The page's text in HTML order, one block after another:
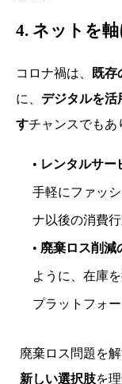
4. ネットを
コロナ禍は、 既存
に、 デジタルを活
すチャンスでもあ
• レンタルサー
手軽にファッ
ナ以後の消費
• 廃棄ロス削減
ように、在庫
プラットフォ
廃棄ロス問題を
新しい選択肢を